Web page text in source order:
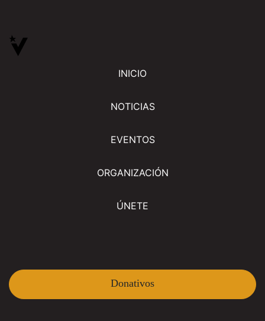
INICIO
NOTICIAS
EVENTOS
ORGANIZACIÓN
ÚNETE
Donativos